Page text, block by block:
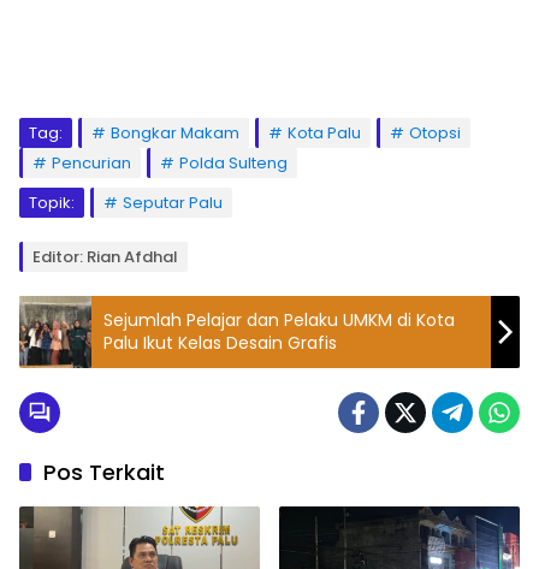
Tag: Bongkar Makam Kota Palu
Otopsi
Pencurian
Polda Sulteng
Topik:
Seputar Palu
Editor: Rian Afdhal
Sejumlah Pelajar dan Pelaku UMKM di Kota
Palu Ikut Kelas Desain Grafis
Pos Terkait